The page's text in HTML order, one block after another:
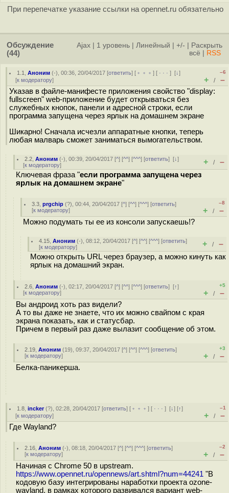
При перепечатке указание ссылки на opennet.ru обязательно
Обсуждение
(44)
Ajax 1 уровень Линейный +/-
Раскрыть
всё
RSS
1.1 ,Аноним (-), 00:36, 20/04/2017 [ответить] [ ﹢﹢﹢] [ · · ·][↓]
[к модератору]
–6
+ / –
Указав в файле-манифесте приложения свойство "display:
fullscreen" web-приложение будет открываться без
служебных кнопок, панели и адресной строки, если
программа запущена через ярлык на домашнем экране
Шикарно! Сначала исчезли аппаратные кнопки, теперь
любая малварь сможет заниматься вымогательством.
2.2 ,Аноним (-), 00:39, 20/04/2017 [^] [^^] [^^^] [ответить][↓]
[к модератору] + / –
Ключевая фраза "если программа запущена через
ярлык на домашнем экране"
3.3 ,prgchip (?), 00:44, 20/04/2017 [^] [^^] [^^^] [ответить]
[к модератору]
–8
+ / –
Можно подумать ты ее из консоли запускаешь!?
4.15 ,Аноним (-), 08:12, 20/04/2017 [^] [^^] [^^^] [ответить]
[к модератору] + / –
Можно открыть URL через браузер, а можно кинуть как
ярлык на домашний экран.
2.6 ,Аноним (-), 02:17, 20/04/2017 [^] [^^] [^^^] [ответить][↑]
[к модератору]
+5
+ / –
Вы андроид хоть раз видели?
А то вы даже не знаете, что их можно свайпом с края
экрана показать, как и статусбар.
Причем в первый раз даже вылазит сообщение об этом.
2.19 ,Аноним (19), 09:37, 20/04/2017 [^] [^^] [^^^] [ответить]
[к модератору]
+3
+ / –
Белка-паникерша.
1.8 ,incker(?), 02:28, 20/04/2017 [ответить] [ ﹢﹢﹢] [ · · ·][↓] [↑]
[к модератору]
–1
+ / –
Где Wayland?
2.16 ,Аноним (-), 08:18, 20/04/2017 [^] [^^] [^^^] [ответить]
[к модератору]
–2
+ / –
Начиная с Chrome 50 в upstream.
https://www.opennet.ru/opennews/art.shtml?num=44241 "В
кодовую базу интегрированы наработки проекта ozone-
wayland, в рамках которого развивался вариант web-